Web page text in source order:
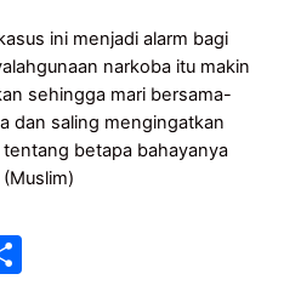
ini menjadi alarm bagi
narkoba itu makin
sehingga mari bersama-
dan saling mengingatkan
betapa bahayanya